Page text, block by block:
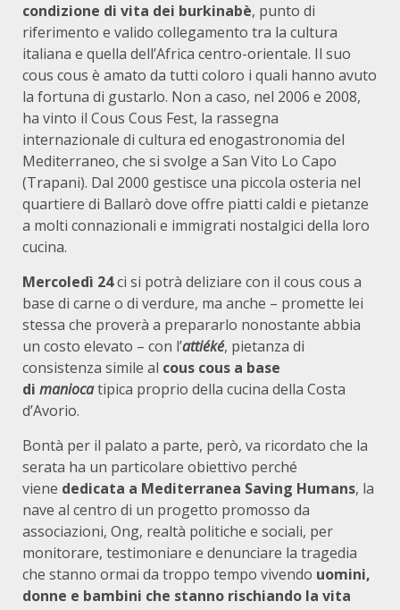
condizione di vita dei burkinabè, punto di
riferimento e valido collegamento tra la cultura
italiana e quella dell’Africa centro-orientale. Il suo
cous cous è amato da tutti coloro i quali hanno avuto
la fortuna di gustarlo. Non a caso, nel 2006 e 2008,
ha vinto il Cous Cous Fest, la rassegna
internazionale di cultura ed enogastronomia del
Mediterraneo, che si svolge a San Vito Lo Capo
(Trapani). Dal 2000 gestisce una piccola osteria nel
quartiere di Ballarò dove offre piatti caldi e pietanze
a molti connazionali e immigrati nostalgici della loro
cucina.
Mercoledì 24ci si potrà deliziare con il cous cous a
base di carne o di verdure, ma anche – promette lei
stessa che proverà a prepararlo nonostante abbia
un costo elevato – con l’attiéké, pietanza di
consistenza simile al cous cous a base
di maniocatipica proprio della cucina della Costa
d’Avorio.
Bontà per il palato a parte, però, va ricordato che la
serata ha un particolare obiettivo perché
viene dedicata a Mediterranea Saving Humans, la
nave al centro di un progetto promosso da
associazioni, Ong, realtà politiche e sociali, per
monitorare, testimoniare e denunciare la tragedia
che stanno ormai da troppo tempo vivendo uomini,
donne e bambini che stanno rischiando la vita